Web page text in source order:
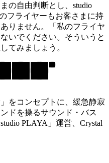
の自由判断とし、studio
フライヤーもお客さまに持
りません。「私のフライヤ
いでください。そういうと
てみましょう。
をコンセプトに、緩急静寂
ドを操るサウンド・バス
PLAYA」運営、Crystal